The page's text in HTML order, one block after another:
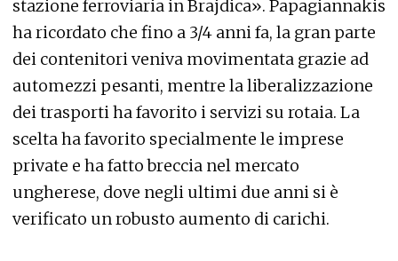
stazione ferroviaria in Brajdica». Papagiannakis
ha ricordato che fino a 3/4 anni fa, la gran parte
dei contenitori veniva movimentata grazie ad
automezzi pesanti, mentre la liberalizzazione
dei trasporti ha favorito i servizi su rotaia. La
scelta ha favorito specialmente le imprese
private e ha fatto breccia nel mercato
ungherese, dove negli ultimi due anni si è
verificato un robusto aumento di carichi.